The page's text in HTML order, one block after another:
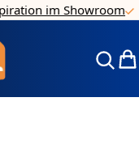
im Showroom